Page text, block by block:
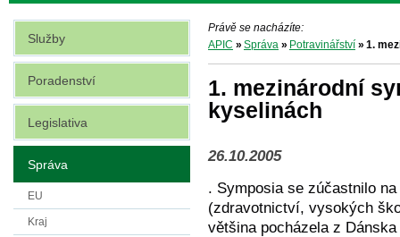
Právě se nacházíte:
APIC » Správa » Potravinářství » 1.
1. mezinárodní
kyselinách
26.10.2005
. Symposia se zúčastnilo
(zdravotnictví, vysokých
většina pocházela z
Služby
Poradenství
Legislativa
Správa
EU
Kraj